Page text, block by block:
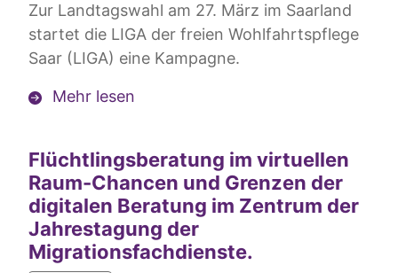
Zur Landtagswahl am 27. März im Saarland
startet die LIGA der freien Wohlfahrtspflege
Saar (LIGA) eine Kampagne.
Mehr lesen
Flüchtlingsberatung im virtuellen
Raum-Chancen und Grenzen der
digitalen Beratung im Zentrum der
Jahrestagung der
Migrationsfachdienste.